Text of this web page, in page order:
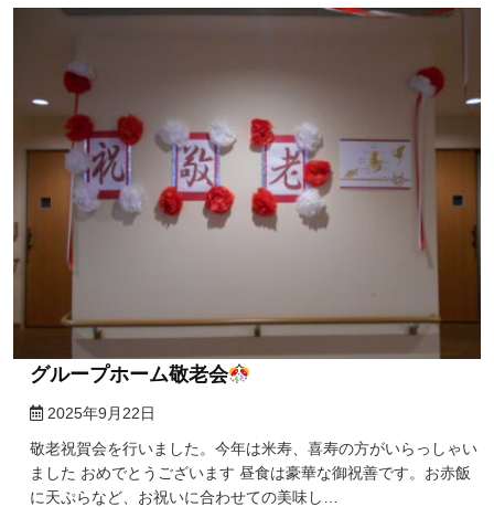
グループホーム敬老会
2025年9月22日
敬老祝賀会を行いました。今年は米寿、喜寿の方がいらっしゃい
ました おめでとうございます 昼食は豪華な御祝善です。お赤飯
に天ぷらなど、お祝いに合わせての美味し…